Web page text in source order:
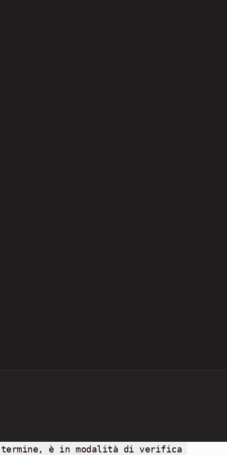
termine, è in modalità di verifica